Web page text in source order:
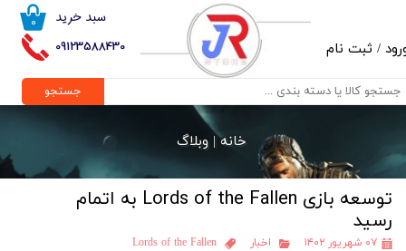
09123588430
۰ سبد خرید
/ ثبت نام
حساب کاربری من
تغییر گذر واژه
خروج از حساب کاربری
جستجو
خانه |وبلاگ
توسعه بازی Lords of the Fallen به اتمام
رسید
۰۷ شهریور ۱۴۰۲ اخبار Lords of the Fallen